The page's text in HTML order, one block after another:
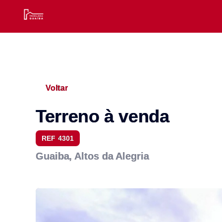
Voltar
Terreno à venda
REF 4301
Guaiba, Altos da Alegria